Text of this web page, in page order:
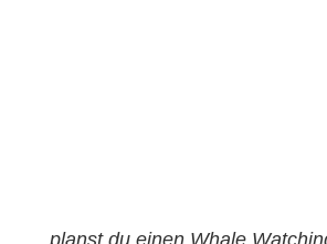
planst du einen Whale